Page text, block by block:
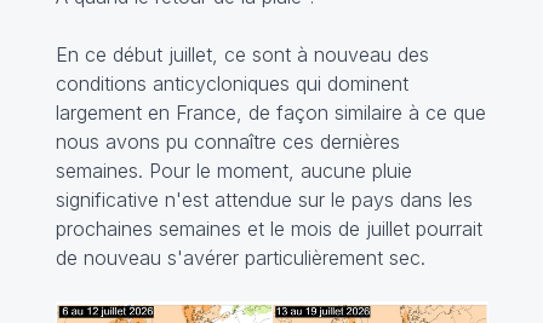
En ce début juillet, ce sont à nouveau des
conditions anticycloniques qui dominent
largement en France, de façon similaire à ce que
nous avons pu connaître ces dernières
semaines. Pour le moment, aucune pluie
significative n'est attendue sur le pays dans les
prochaines semaines et le mois de juillet pourrait
de nouveau s'avérer particulièrement sec.